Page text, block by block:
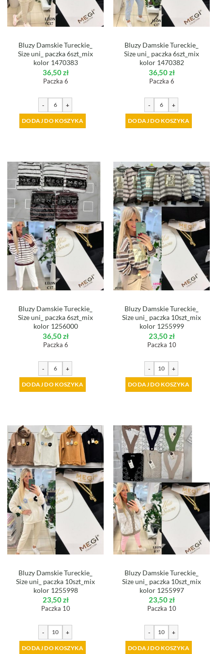
Bluzy Damskie Tureckie_
Size uni_ paczka 6szt_mix
kolor 1470383
36,50zł
Paczka 6
- +
DODAJ DO KOSZYKA
Bluzy Damskie Tureckie_
Size uni_ paczka 6szt_mix
kolor 1470382
36,50zł
Paczka 6
- +
DODAJ DO KOSZYKA
Bluzy Damskie Tureckie_
Size uni_ paczka 6szt_mix
kolor 1256000
36,50zł
Paczka 6
- +
DODAJ DO KOSZYKA
Bluzy Damskie Tureckie_
Size uni_ paczka 10szt_mix
kolor 1255999
23,50zł
Paczka 10
- +
DODAJ DO KOSZYKA
Bluzy Damskie Tureckie_
Size uni_ paczka 10szt_mix
kolor 1255998
23,50zł
Paczka 10
- +
DODAJ DO KOSZYKA
Bluzy Damskie Tureckie_
Size uni_ paczka 10szt_mix
kolor 1255997
23,50zł
Paczka 10
- +
DODAJ DO KOSZYKA